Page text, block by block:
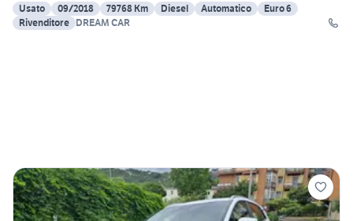
Usato
09/2018 79768 Km Diesel Automatico
Euro 6
Rivenditore DREAM CAR